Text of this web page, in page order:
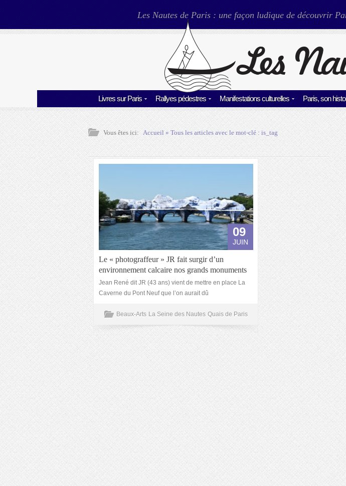
Les Nautes de Paris : une façon ludique de découvrir
Livres sur Paris Rallyes pédestres Manifestations culturelles Paris, son
Vous êtes ici: Accueil» Tous les articles avec le mot-clé :is_tag
09
JUIN
Le « photograffeur » JR fait surgir d’un
environnement calcaire nos grands monuments
Jean René dit JR (43 ans) vient de mettre en place La
Caverne du Pont Neuf que l’on aurait dû
Beaux-Arts La Seine des Nautes Quais de Paris